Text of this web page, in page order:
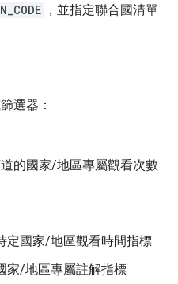
，並指定聯合國清單
選器：
道的國家/地區專屬觀看次數
定國家/地區觀看時間指標
家/地區專屬註解指標